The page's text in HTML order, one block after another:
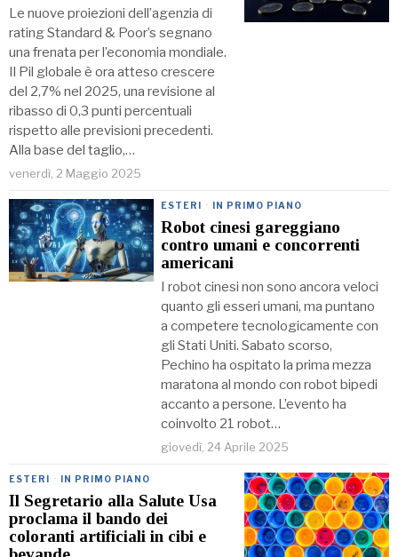
Le nuove proiezioni dell’agenzia di
rating Standard & Poor’s segnano
una frenata per l’economia mondiale.
Il Pil globale è ora atteso crescere
del 2,7% nel 2025, una revisione al
ribasso di 0,3 punti percentuali
rispetto alle previsioni precedenti.
Alla base del taglio,…
venerdì, 2 Maggio 2025
ESTERI · IN PRIMO PIANO
Robot cinesi gareggiano
contro umani e concorrenti
americani
I robot cinesi non sono ancora veloci
quanto gli esseri umani, ma puntano
a competere tecnologicamente con
gli Stati Uniti. Sabato scorso,
Pechino ha ospitato la prima mezza
maratona al mondo con robot bipedi
accanto a persone. L’evento ha
coinvolto 21 robot…
giovedì, 24 Aprile 2025
ESTERI · IN PRIMO PIANO
Il Segretario alla Salute Usa
proclama il bando dei
coloranti artificiali in cibi e